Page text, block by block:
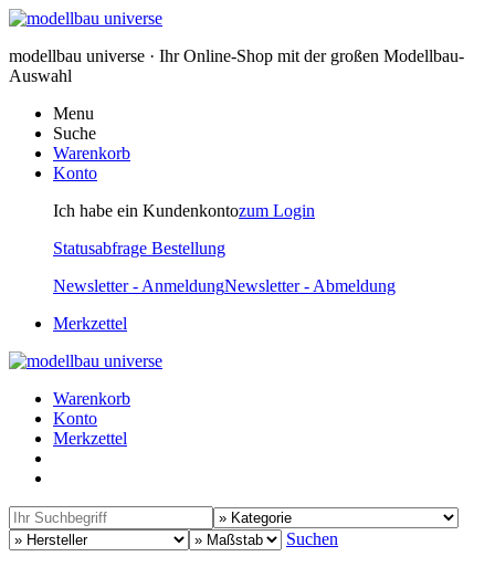
modellbau universe · Ihr Online-Shop mit der großen Modellbau-
Auswahl
Menu
Suche
Warenkorb
Konto
Ich habe ein Kundenkontozum Login
Statusabfrage Bestellung
Newsletter - AnmeldungNewsletter - Abmeldung
Merkzettel
Warenkorb
Konto
Merkzettel
Suchen